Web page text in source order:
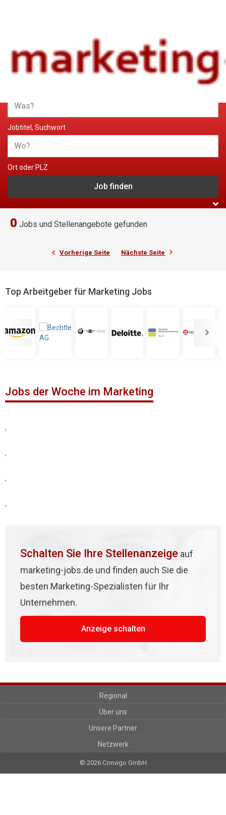
Jobs und Stellenangebote im
Marketing
Jobtitel, Suchwort
Ort oder PLZ
0 Jobs und Stellenangebote gefunden
Vorherige Seite Nächste Seite
Top Arbeitgeber für Marketing Jobs
Jobs der Woche im Marketing
,
,
,
,
Schalten Sie Ihre Stellenanzeige auf
marketing-jobs.de und finden auch Sie die
besten Marketing-Spezialisten für Ihr
Unternehmen.
Anzeige schalten
Regional
Über uns
Unsere Partner
Netzwerk
© 2026 Convigo GmbH